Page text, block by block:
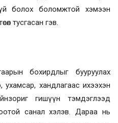
болох боломжтой хэмээн
тусгасан гэв.
бохирдлыг бууруулах
хандлагаас ихээхэн
гишүүн тэмдэглээд
санал хэлэв. Дараа нь